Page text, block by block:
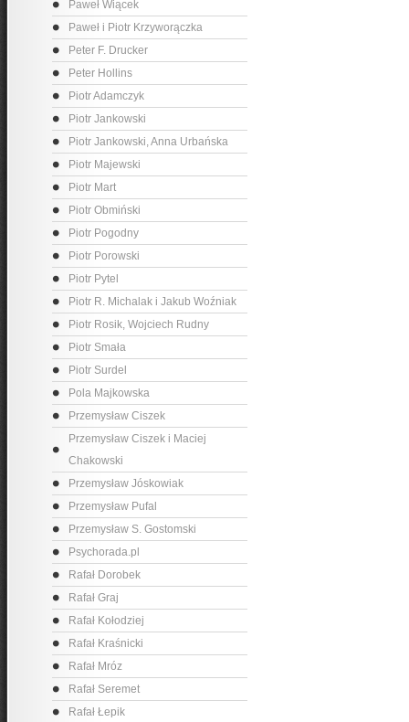
Paweł Wiącek
Paweł i Piotr Krzyworączka
Peter F. Drucker
Peter Hollins
Piotr Adamczyk
Piotr Jankowski
Piotr Jankowski, Anna Urbańska
Piotr Majewski
Piotr Mart
Piotr Obmiński
Piotr Pogodny
Piotr Porowski
Piotr Pytel
Piotr R. Michalak i Jakub Woźniak
Piotr Rosik, Wojciech Rudny
Piotr Smała
Piotr Surdel
Pola Majkowska
Przemysław Ciszek
Przemysław Ciszek i Maciej
Chakowski
Przemysław Jóskowiak
Przemysław Pufal
Przemysław S. Gostomski
Psychorada.pl
Rafał Dorobek
Rafał Graj
Rafał Kołodziej
Rafał Kraśnicki
Rafał Mróz
Rafał Seremet
Rafał Łepik